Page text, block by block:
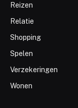
Reizen
Relatie
Shopping
Spelen
Verzekeringen
Wonen